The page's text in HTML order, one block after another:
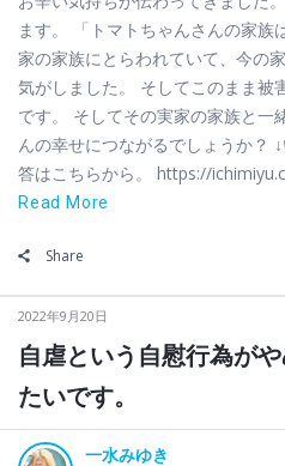
ます。 「トマトちゃんさんの家族
家の家族にとらわれていて、今の
気がしました。 そしてこのまま被
です。 そしてその実家の家族と一
んの幸せにつながるでしょうか？
答はこちらから。 https://
Read More
Share
2022年9月20日
自虐という自慰行為が
たいです。
一水みゆき